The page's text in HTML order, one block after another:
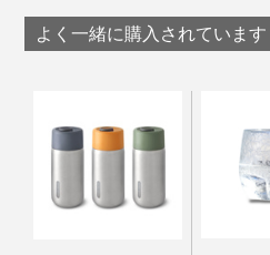
お酒好きの方へおすすめした
トと抹茶ビール！
抹茶は柑橘系や炭酸との相性
ニークなモヒートやビール
おまけに海外では、日本茶が
を集めていたのです。
り、“ホンモノの日本茶”を探
度の
「NODOKA×KINTO
（10本
THE
よく一緒に購入されています